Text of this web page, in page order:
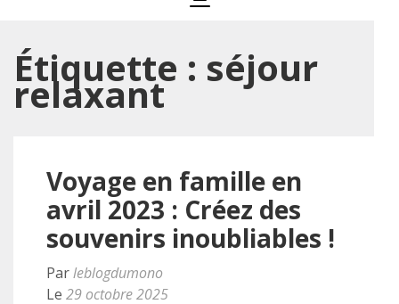
Étiquette : séjour
relaxant
Voyage en famille en
avril 2023 : Créez des
souvenirs inoubliables !
Parleblogdumono
Le 29 octobre 2025